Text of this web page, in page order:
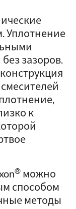
Уплотнение
зазоров.
к
® можно
способом
методы